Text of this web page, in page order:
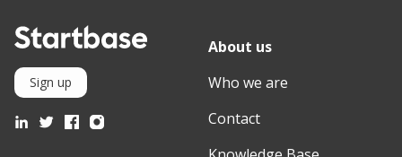
Sign up
About us
Who we are
Contact